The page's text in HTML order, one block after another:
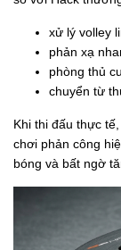
xử lý volley
phản xạ
phòng thủ
chuyển từ
Khi thi đấu thực
chơi phản công
bóng và bất ngờ